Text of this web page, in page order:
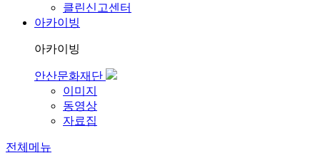
클린신고센터
아카이빙
아카이빙
안산문화재단
이미지
동영상
자료집
전체메뉴